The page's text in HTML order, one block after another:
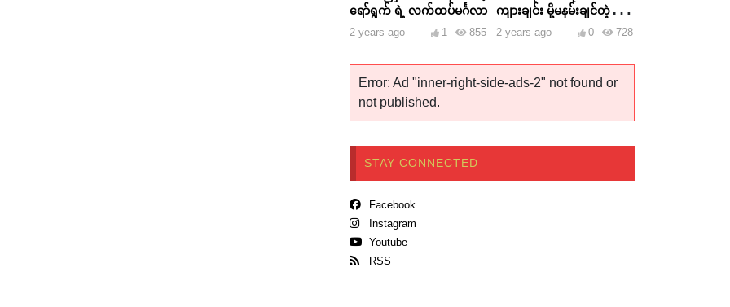
ရော်ရွက် ရဲ့ လက်ထပ်မင်္ဂလာ
2 years ago 855
1
ကျားချင်း မို့မနမ်းချင်တဲ့
လင်း
2 years ago 728
0
Error: Ad "inner-right-side-ads-2" not found or
not published.
STAY CONNECTED
Facebook
Instagram
Youtube
RSS